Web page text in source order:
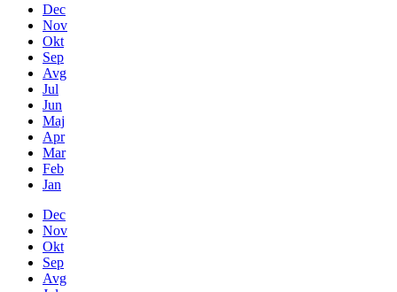
Dec
Nov
Okt
Sep
Avg
Jul
Jun
Maj
Apr
Mar
Feb
Jan
Dec
Nov
Okt
Sep
Avg